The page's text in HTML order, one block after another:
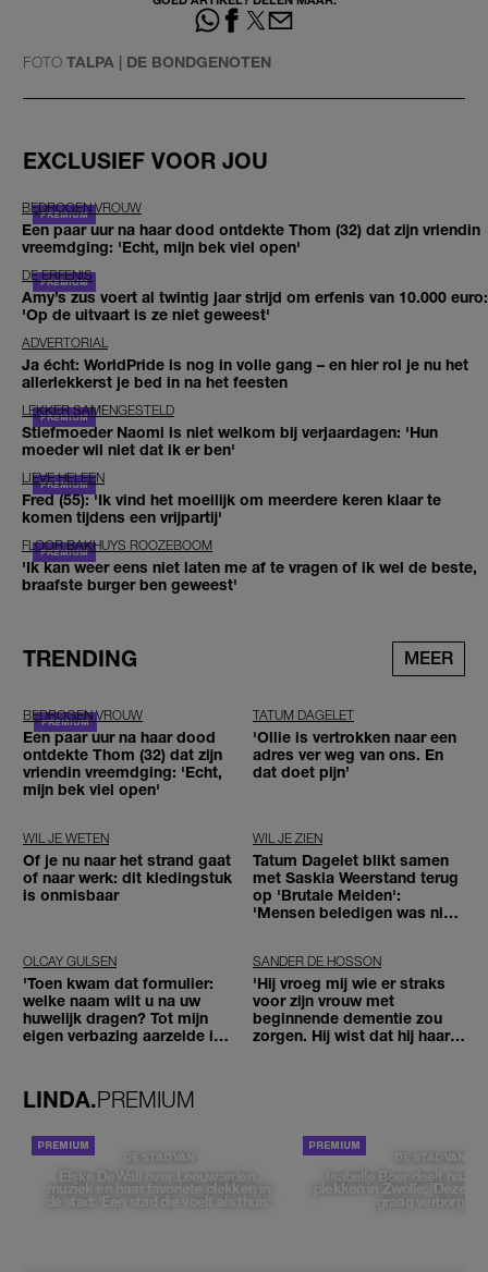
FOTO TALPA | DE BONDGENOTEN
EXCLUSIEF VOOR JOU
BEDROGEN VROUW
Een paar uur na haar dood ontdekte Thom (32) dat zijn vriendin
vreemdging: 'Echt, mijn bek viel open'
DE ERFENIS
Amy’s zus voert al twintig jaar strijd om erfenis van 10.000 euro:
'Op de uitvaart is ze niet geweest'
ADVERTORIAL
Ja écht: WorldPride is nog in volle gang – en hier rol je nu het
allerlekkerst je bed in na het feesten
LEKKER SAMENGESTELD
Stiefmoeder Naomi is niet welkom bij verjaardagen: 'Hun
moeder wil niet dat ik er ben'
LIEVE HELEEN
Fred (55): 'Ik vind het moeilijk om meerdere keren klaar te
komen tijdens een vrijpartij'
FLOOR BAKHUYS ROOZEBOOM
'Ik kan weer eens niet laten me af te vragen of ik wel de beste,
braafste burger ben geweest'
TRENDING MEER
BEDROGEN VROUW
Een paar uur na haar dood
ontdekte Thom (32) dat zijn
vriendin vreemdging: 'Echt,
mijn bek viel open'
TATUM DAGELET
'Ollie is vertrokken naar een
adres ver weg van ons. En
dat doet pijn’
WIL JE WETEN
Of je nu naar het strand gaat
of naar werk: dit kledingstuk
is onmisbaar
WIL JE ZIEN
Tatum Dagelet blikt samen
met Saskia Weerstand terug
op 'Brutale Meiden':
'Mensen beledigen was niet
OLCAY GULSEN
'Toen kwam dat formulier:
welke naam wilt u na uw
huwelijk dragen? Tot mijn
eigen verbazing aarzelde ik
SANDER DE HOSSON
'Hij vroeg mij wie er straks
voor zijn vrouw met
beginnende dementie zou
zorgen. Hij wist dat hij haar
LINDA.PREMIUM
DE STAD VAN
Elske DeWall over Leeuwarden,
muziek en haar favoriete plekken in
de stad: 'Een stad die voelt als thuis'
DE STAD VAN
Isabelle Boer deelt haar
plekken in Zwolle: 'Deze
graag verborgen'